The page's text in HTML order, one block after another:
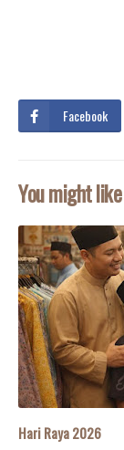
Facebook
You might like
Hari Raya 2026